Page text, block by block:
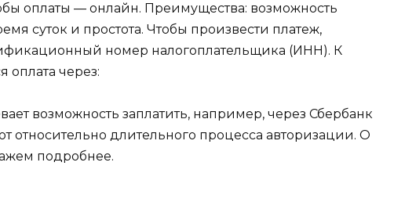
оплаты — онлайн. Преимущества: возможность
суток и простота. Чтобы произвести платеж,
номер налогоплательщика (ИНН). К
оплата через:
возможность заплатить, например, через Сбербанк
относительно длительного процесса авторизации. О
подробнее.